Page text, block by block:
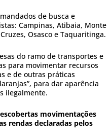
de busca e
Campinas, Atibaia, Monte
Osasco e Taquaritinga.
do ramo de transportes e
para movimentar recursos
e de outras práticas
para dar aparência
ilegalmente.
movimentações
rendas declaradas pelos